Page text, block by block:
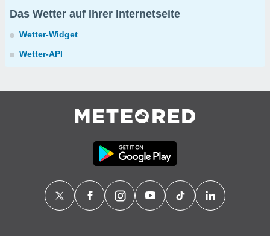
Das Wetter auf Ihrer Internetseite
Wetter-Widget
Wetter-API